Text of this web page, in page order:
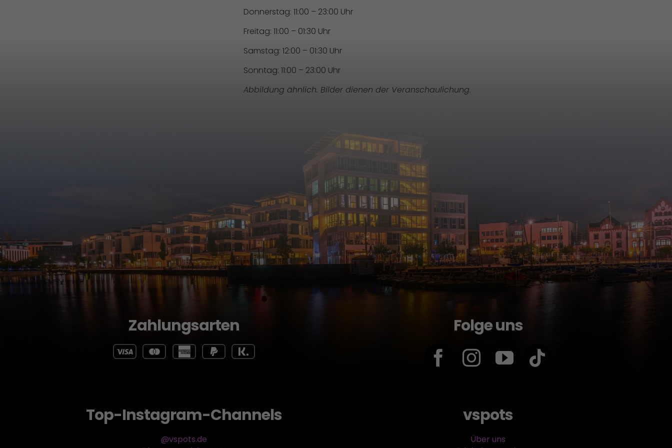
Donnerstag: 11:00 – 23:00 Uhr
Freitag: 11:00 – 01:30 Uhr
Samstag: 12:00 – 01:30 Uhr
Sonntag: 11:00 – 23:00 Uhr
Abbildung ähnlich. Bilder dienen der Veranschaulichung.
Zahlungsarten Folge uns
Top-Instagram-Channels
@vspots.de
vspots
Über uns